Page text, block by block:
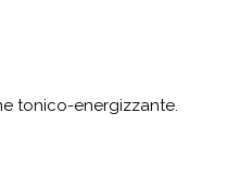
tonico-energizzante.